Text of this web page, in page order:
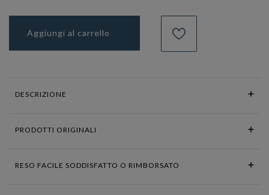
Aggiungi al carrello
DESCRIZIONE
PRODOTTI ORIGINALI
RESO FACILE SODDISFATTO O RIMBORSATO